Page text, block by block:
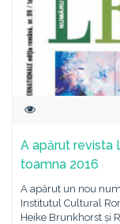
A apărut revista
toamna 2016
A apărut un nou
Institutul Cultural
Heike Brunkhorst și